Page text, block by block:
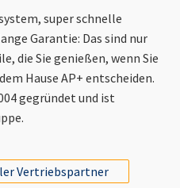
super schnelle
Garantie: Das sind nur
die Sie genießen, wenn Sie
Hause AP+ entscheiden.
gegründet und ist
Vertriebspartner